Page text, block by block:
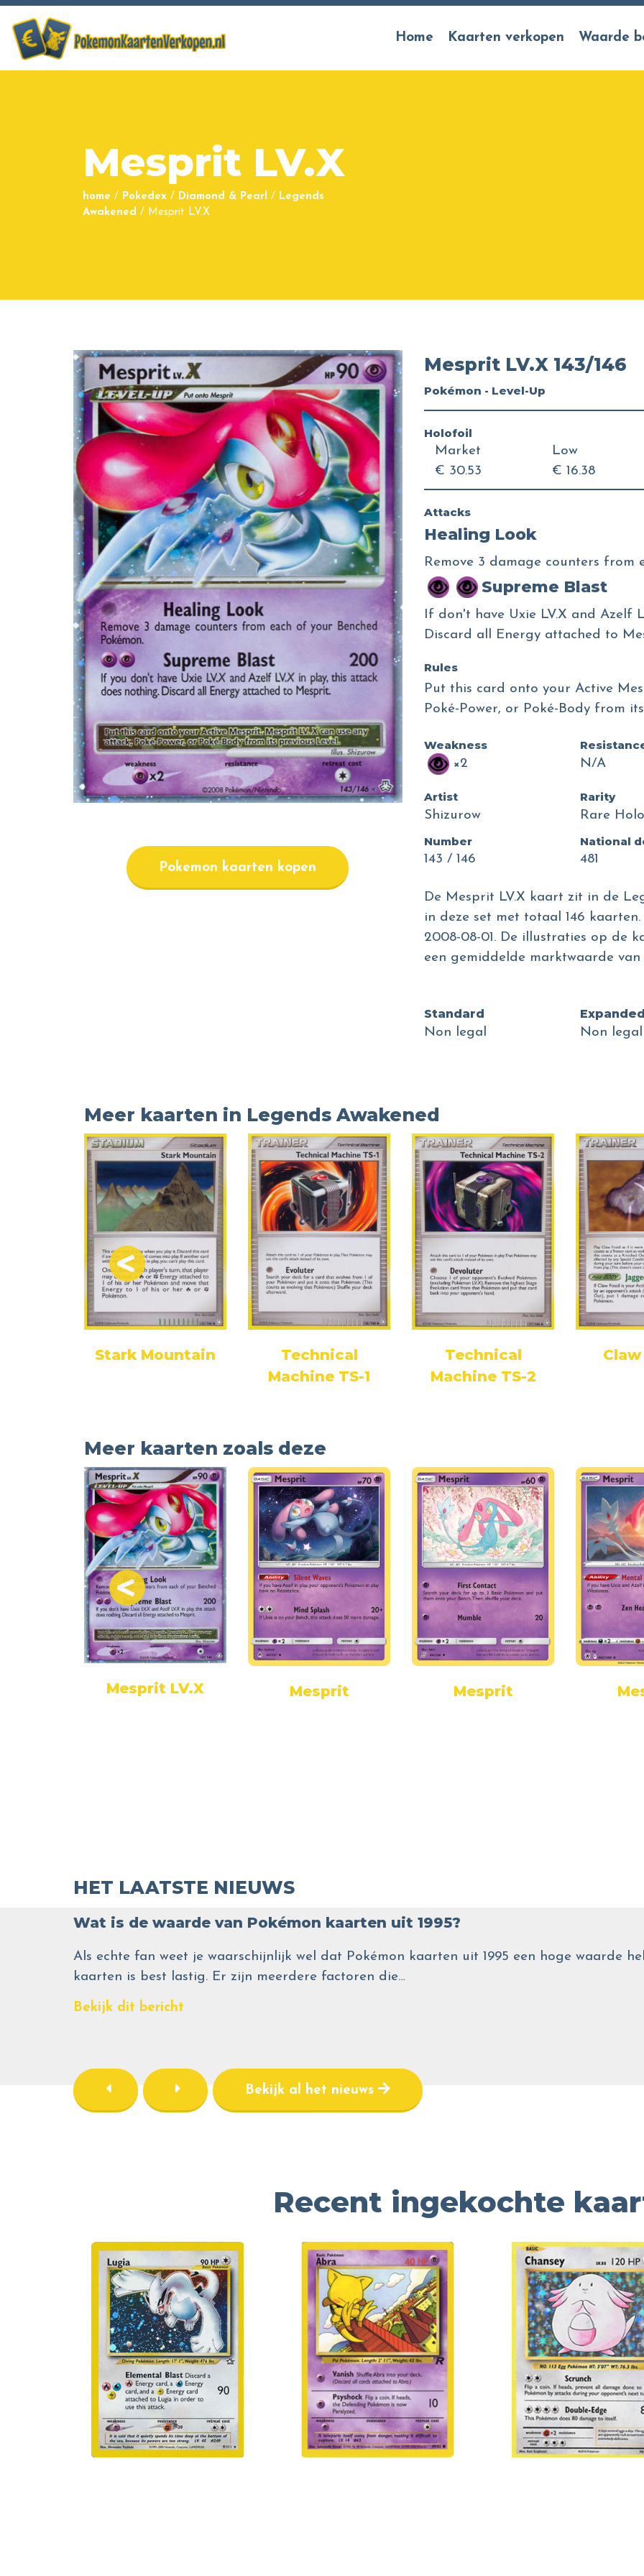
Home Kaarten verkopen Waarde
Mesprit LV.X
home / Pokedex / Diamond & Pearl / Legends
Awakened / Mesprit LV.X
Pokemon kaarten kopen
Mesprit LV.X 143/146
Pokémon - Level-Up
Holofoil
Market
€ 30.53
Low
€ 16.38
Attacks
Healing Look
Remove 3 damage counters from
Supreme Blast
If don't have Uxie LV.X and Azelf
Discard all Energy attached to
Rules
Put this card onto your Active
Poké-Power, or Poké-Body from
Weakness
×2
N/A
Artist
Shizurow
Rarity
Rare
Number
143 / 146
National
481
De Mesprit LV.X kaart zit in de
in deze set met totaal 146
2008-08-01. De illustraties op de
een gemiddelde marktwaarde van
Standard
Non legal
Expanded
Non legal
Meer kaarten in Legends Awakened
Stark Mountain
Technical
Machine TS-1
Technical
Machine TS-2
Meer kaarten zoals deze
Mesprit LV.X Mesprit Mesprit
HET LAATSTE NIEUWS
Wat is de waarde van Pokémon kaarten uit 1995?
Als echte fan weet je waarschijnlijk wel dat Pokémon kaarten uit 1995 een hoge waarde
kaarten is best lastig. Er zijn meerdere factoren die…
Bekijk dit bericht
Bekijk al het nieuws
Recent ingekochte